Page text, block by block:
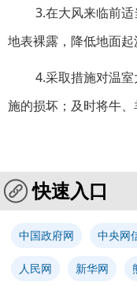
3.在大风来临前
地表裸露，降低地面起
4.采取措施对温
施的损坏；及时将牛、
快速入口
中国政府网 中央网
人民网 新华网